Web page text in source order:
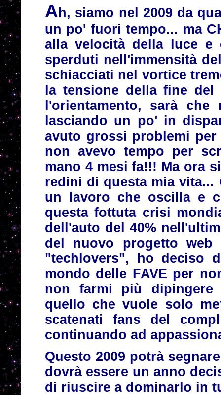
A h, siamo nel 2009 da
un po' fuori tempo... ma
alla velocità della luce
sperduti nell'immensità
schiacciati nel vortice
la tensione della fine
l'orientamento, sarà
lasciando un po' in
avuto grossi problemi per
non avevo tempo per
mano 4 mesi fa!!! Ma ora
redini di questa mia
un lavoro che oscilla e
questa fottuta crisi
dell'auto del 40%
del nuovo progetto
"techlovers", ho deciso
mondo delle FAVE per
non farmi più dipingere
quello che vuole solo
scatenati fans del
continuando ad
Questo 2009 potrà
dovrà essere un anno
di riuscire a dominarlo in